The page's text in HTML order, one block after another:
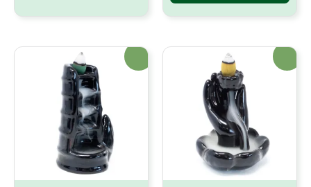
¡Oferta! ¡Oferta!